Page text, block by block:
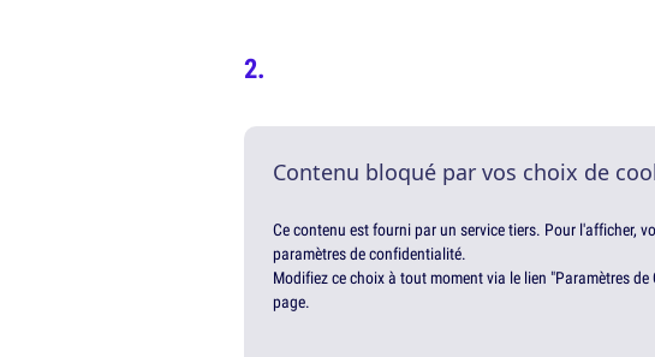
Contenu bloqué par vos choix de
Ce contenu est fourni par un service tiers. Pour l'afficher,
paramètres de confidentialité.
Modifiez ce choix à tout moment via le lien "Paramètres
page.